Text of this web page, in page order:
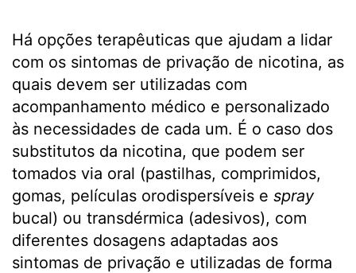
Há opções terapêuticas que ajudam a lidar
com os sintomas de privação de nicotina, as
quais devem ser utilizadas com
acompanhamento médico e personalizado
às necessidades de cada um. É o caso dos
substitutos da nicotina, que podem ser
tomados via oral (pastilhas, comprimidos,
gomas, películas orodispersíveis e spray
bucal) ou transdérmica (adesivos), com
diferentes dosagens adaptadas aos
sintomas de privação e utilizadas de forma